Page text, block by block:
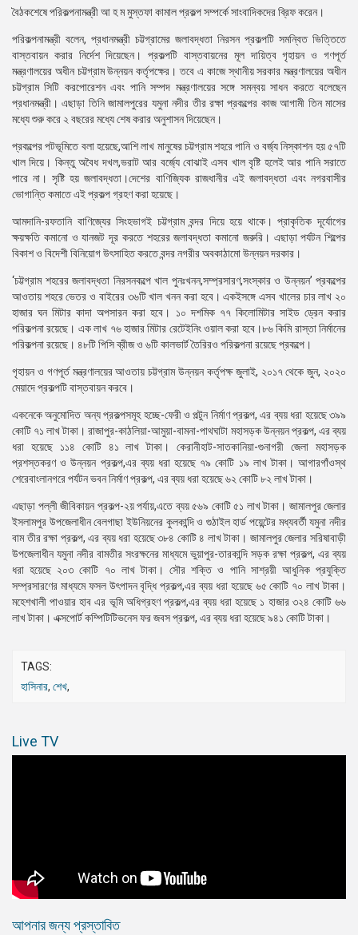
নির্বাচনী
ইশতেহার
বৈঠকশেষে পরিকল্পনামন্ত্রী আ হ ম মুস্তফা কামাল প্রকল্প সম্পর্কে সাংবাদিকদের ব্রিফ করেন।
পরিকল্পনামন্ত্রী বলেন, প্রধানমন্ত্রী চট্টগ্রামের জলাবদ্ধতা নিরসন প্রকল্পটি সমন্বিত ভিত্তিতে
বাস্তবায়ন করার নির্দেশ দিয়েছেন। প্রকল্পটি বাস্তবায়নের মূল দায়িত্ব গৃহায়ন ও গণপূর্ত
মন্ত্রণালয়ের অধীন চট্টগ্রাম উন্নয়ন কর্তৃপক্ষের। তবে এ কাজে স্থানীয় সরকার মন্ত্রণালয়ের অধীন
চট্টগ্রাম সিটি করপোরেশন এবং পানি সম্পদ মন্ত্রণালয়ের সঙ্গে সমন্বয় সাধন করতে বলেছেন
প্রধানমন্ত্রী। এছাড়া তিনি জামালপুরের যমুনা নদীর তীর রক্ষা প্রকল্পের কাজ আগামী তিন মাসের
মধ্যে শুরু করে ২ বছরের মধ্যে শেষ করার অনুশাসন দিয়েছেন।
প্রকল্পের পটভূমিতে বলা হয়েছে,আশি লাখ মানুষের চট্টগ্রাম শহরে পানি ও বর্জ্য নিস্কাশন হয় ৫৭টি
খাল দিয়ে। কিন্তু অবৈধ দখল,ভরাট আর বর্জ্যে বোঝাই এসব খাল বৃষ্টি হলেই আর পানি সরাতে
পারে না। সৃষ্টি হয় জলাবদ্ধতা।দেশের বাণিজ্যিক রাজধানীর এই জলাবদ্ধতা এবং নগরবাসীর
ভোগান্তি কমাতে এই প্রকল্প গ্রহণ করা হয়েছে।
আমদানি-রফতানি বাণিজ্যের সিংহভাগই চট্টগ্রাম বন্দর দিয়ে হয়ে থাকে। প্রাকৃতিক দূর্যোগের
ক্ষয়ক্ষতি কমানো ও যানজট দূর করতে শহরের জলাবদ্ধতা কমানো জরুরি। এছাড়া পর্যটন শিল্পের
বিকাশ ও বিদেশী বিনিয়োগ উৎসাহিত করতে বন্দর নগরীর অবকাঠামো উন্নয়ন দরকার।
‘চট্টগ্রাম শহরের জলাবদ্ধতা নিরসনকল্পে খাল পুনঃখনন,সম্প্রসারণ,সংস্কার ও উন্নয়ন’ প্রকল্পের
আওতায় শহরে ভেতর ও বাইরের ৩৬টি খাল খনন করা হবে। একইসঙ্গে এসব খালের চার লাখ ২০
হাজার ঘন মিটার কাদা অপসারন করা হবে। ১০ দশমিক ৭৭ কিলোমিটার সাইড ড্রেন করার
পরিকল্পনা রয়েছে। এক লাখ ৭৬ হাজার মিটার রেটেইনিং ওয়াল করা হবে।৮৬ কিমি রাস্তা নির্মানের
পরিকল্পনা রয়েছে। ৪৮টি পিসি ব্রীজ ও ৬টি কালভার্ট তৈরিরও পরিকল্পনা রয়েছে প্রকল্পে।
গৃহায়ন ও গণপূর্ত মন্ত্রণালয়ের আওতায় চট্টগ্রাম উন্নয়ন কর্তৃপক্ষ জুলাই, ২০১৭ থেকে জুন, ২০২০
মেয়াদে প্রকল্পটি বাস্তবায়ন করবে।
একনেকে অনুমোদিত অন্য প্রকল্পসমূহ হচ্ছে-ফেরী ও পল্টুন নির্মাণ প্রকল্প, এর ব্যয় ধরা হয়েছে ৩৯৯
কোটি ৭১ লাখ টাকা। রাজাপুর-কাঠলিয়া-আমুয়া-বামনা-পাথঘাটা মহাসড়ক উন্নয়ন প্রকল্প, এর ব্যয়
ধরা হয়েছে ১১৪ কোটি ৪১ লাখ টাকা। কেরানীহাট-সাতকানিয়া-গুনাগরী জেলা মহাসড়ক
প্রশস্তকরণ ও উন্নয়ন প্রকল্প,এর ব্যয় ধরা হয়েছে ৭৯ কোটি ১৯ লাখ টাকা। আগারগাঁওস্থ
শেরেবাংলানগরে পর্যটন ভবন নির্মাণ প্রকল্প, এর ব্যয় ধরা হয়েছে ৬২ কোটি ৮২ লাখ টাকা।
এছাড়া পল্লী জীবিকায়ন প্রকল্প-২য় পর্যায়,এতে ব্যয় ৫৬৯ কোটি ৫১ লাখ টাকা। জামালপুর জেলার
ইসলামপুর উপজেলাধীন বেলগাছা ইউনিয়নের কুলকান্দি ও গুঠাইল হার্ড পয়েন্টের মধ্যবর্তী যমুনা নদীর
বাম তীর রক্ষা প্রকল্প, এর ব্যয় ধরা হয়েছে ৩৮৪ কোটি ৪ লাখ টাকা। জামালপুর জেলার সরিষাবাড়ী
উপজেলাধীন যমুনা নদীর বামতীর সংরক্ষনের মাধ্যমে ভুয়াপুর-তারকান্দি সড়ক রক্ষা প্রকল্প, এর ব্যয়
ধরা হয়েছে ২০৩ কোটি ৭০ লাখ টাকা। সৌর শক্তি ও পানি সাশ্রয়ী আধুনিক প্রযুক্তি
সম্প্রসারণের মাধ্যমে ফসল উৎপাদন বৃদ্ধি প্রকল্প,এর ব্যয় ধরা হয়েছে ৬৫ কোটি ৭০ লাখ টাকা।
মহেশখালী পাওয়ার হাব এর ভূমি অধিগ্রহণ প্রকল্প,এর ব্যয় ধরা হয়েছে ১ হাজার ৩২৪ কোটি ৬৬
লাখ টাকা। এক্সপোর্ট কম্পিটিটিভনেস ফর জবস প্রকল্প, এর ব্যয় ধরা হয়েছে ৯৪১ কোটি টাকা।
TAGS:
হাসিনার, শেখ,
Live TV
আপনার জন্য প্রস্তাবিত